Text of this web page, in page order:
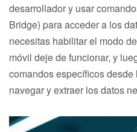
desarrollador y usar
Bridge) para acceder a los
necesitas habilitar el modo
móvil deje de funcionar, y
comandos específicos
navegar y extraer los datos